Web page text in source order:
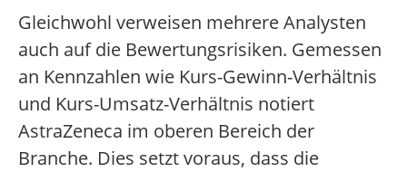
Gleichwohl verweisen mehrere Analysten
auch auf die Bewertungsrisiken. Gemessen
an Kennzahlen wie Kurs-Gewinn-Verhältnis
und Kurs-Umsatz-Verhältnis notiert
AstraZeneca im oberen Bereich der
Branche. Dies setzt voraus, dass die